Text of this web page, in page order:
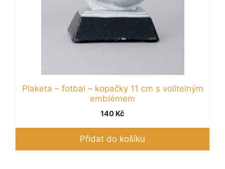
Plaketa – fotbal – kopačky 11 cm s volitelným
emblémem
140 Kč
Přidat do košíku